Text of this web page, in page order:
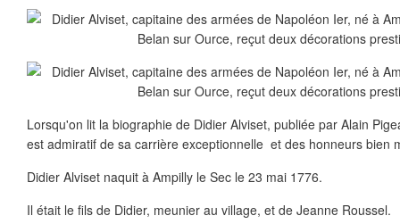
Lorsqu'on lit la biographie de Didier Alviset, publiée par Alain
est admiratif de sa carrière exceptionnelle et des honneurs bien
Didier Alviset naquit à Ampilly le Sec le 23 mai 1776.
Il était le fils de Didier, meunier au village, et de Jeanne Roussel.